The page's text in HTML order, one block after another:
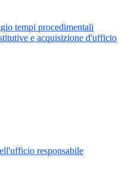
tempi procedimentali
e acquisizione d'ufficio
responsabile